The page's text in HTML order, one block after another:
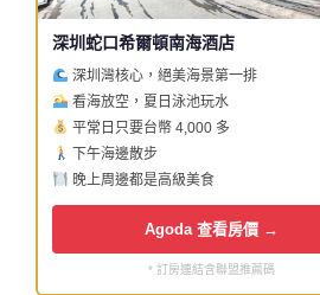
深圳蛇口希爾頓南海酒店
深圳灣核心，絕美海景第一排
看海放空，夏日泳池玩水
平常日只要台幣 4,000 多
下午海邊散步
晚上周邊都是高級美食
Agoda 查看房價 →
* 訂房連結含聯盟推薦碼